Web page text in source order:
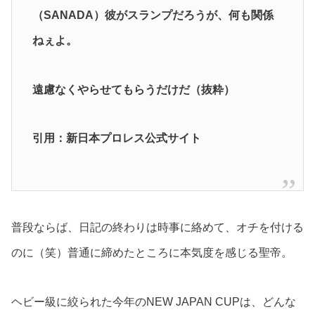
（SANADA）彼がスランプだろうが、何も関係
ねぇよ。
遠慮なくやらせてもらうだけだ（抜粋）
引用：新日本プロレス公式サイト
普段ならば、日記の終わりは時事に絡めて、オチを付ける
のに（笑）普通に締めたところに本気度を感じる聖帝。
ヘビー級に絞られた今年のNEW JAPAN CUPは、どんな